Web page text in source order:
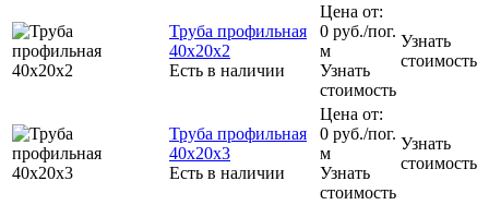
Труба профильная
40х20х2
Есть в наличии
Цена от:
0 руб./пог.
м
Узнать
стоимость
Узнать
стоимость
Труба профильная
40х20х3
Есть в наличии
Цена от:
0 руб./пог.
м
Узнать
стоимость
Узнать
стоимость